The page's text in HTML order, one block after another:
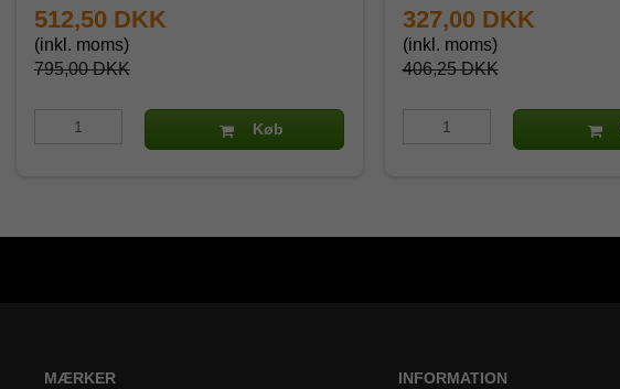
795,00 DKK
512,50 DKK
(inkl. moms)
Køb
406,25 DKK
327,00 DKK
(inkl. moms)
MÆRKER INFORMATION